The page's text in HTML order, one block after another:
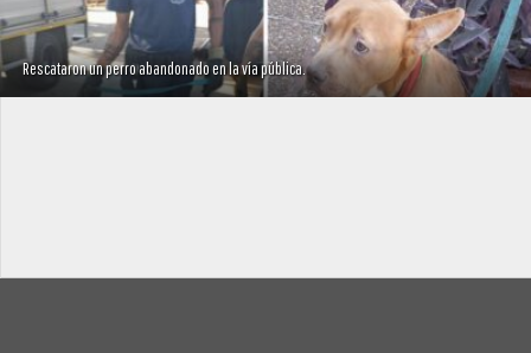
Rescataron un perro abandonado en la vía pública.